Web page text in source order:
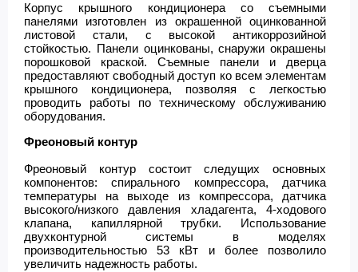
Корпус крышного кондиционера со съемными
панелями изготовлен из окрашенной оцинкованной
листовой стали, с высокой антикоррозийной
стойкостью. Панели оцинкованы, снаружи окрашены
порошковой краской. Съемные панели и дверца
предоставляют свободный доступ ко всем элементам
крышного кондиционера, позволяя с легкостью
проводить работы по техническому обслуживанию
оборудования.
Фреоновый контур
Фреоновый контур состоит следущих основных
компонентов: спирального компрессора, датчика
температуры на выходе из компрессора, датчика
высокого/низкого давления хладагента, 4-ходового
клапана, капиллярной трубки. Использование
двухконтурной системы в моделях
производительностью 53 кВт и более позволило
увеличить надежность работы.